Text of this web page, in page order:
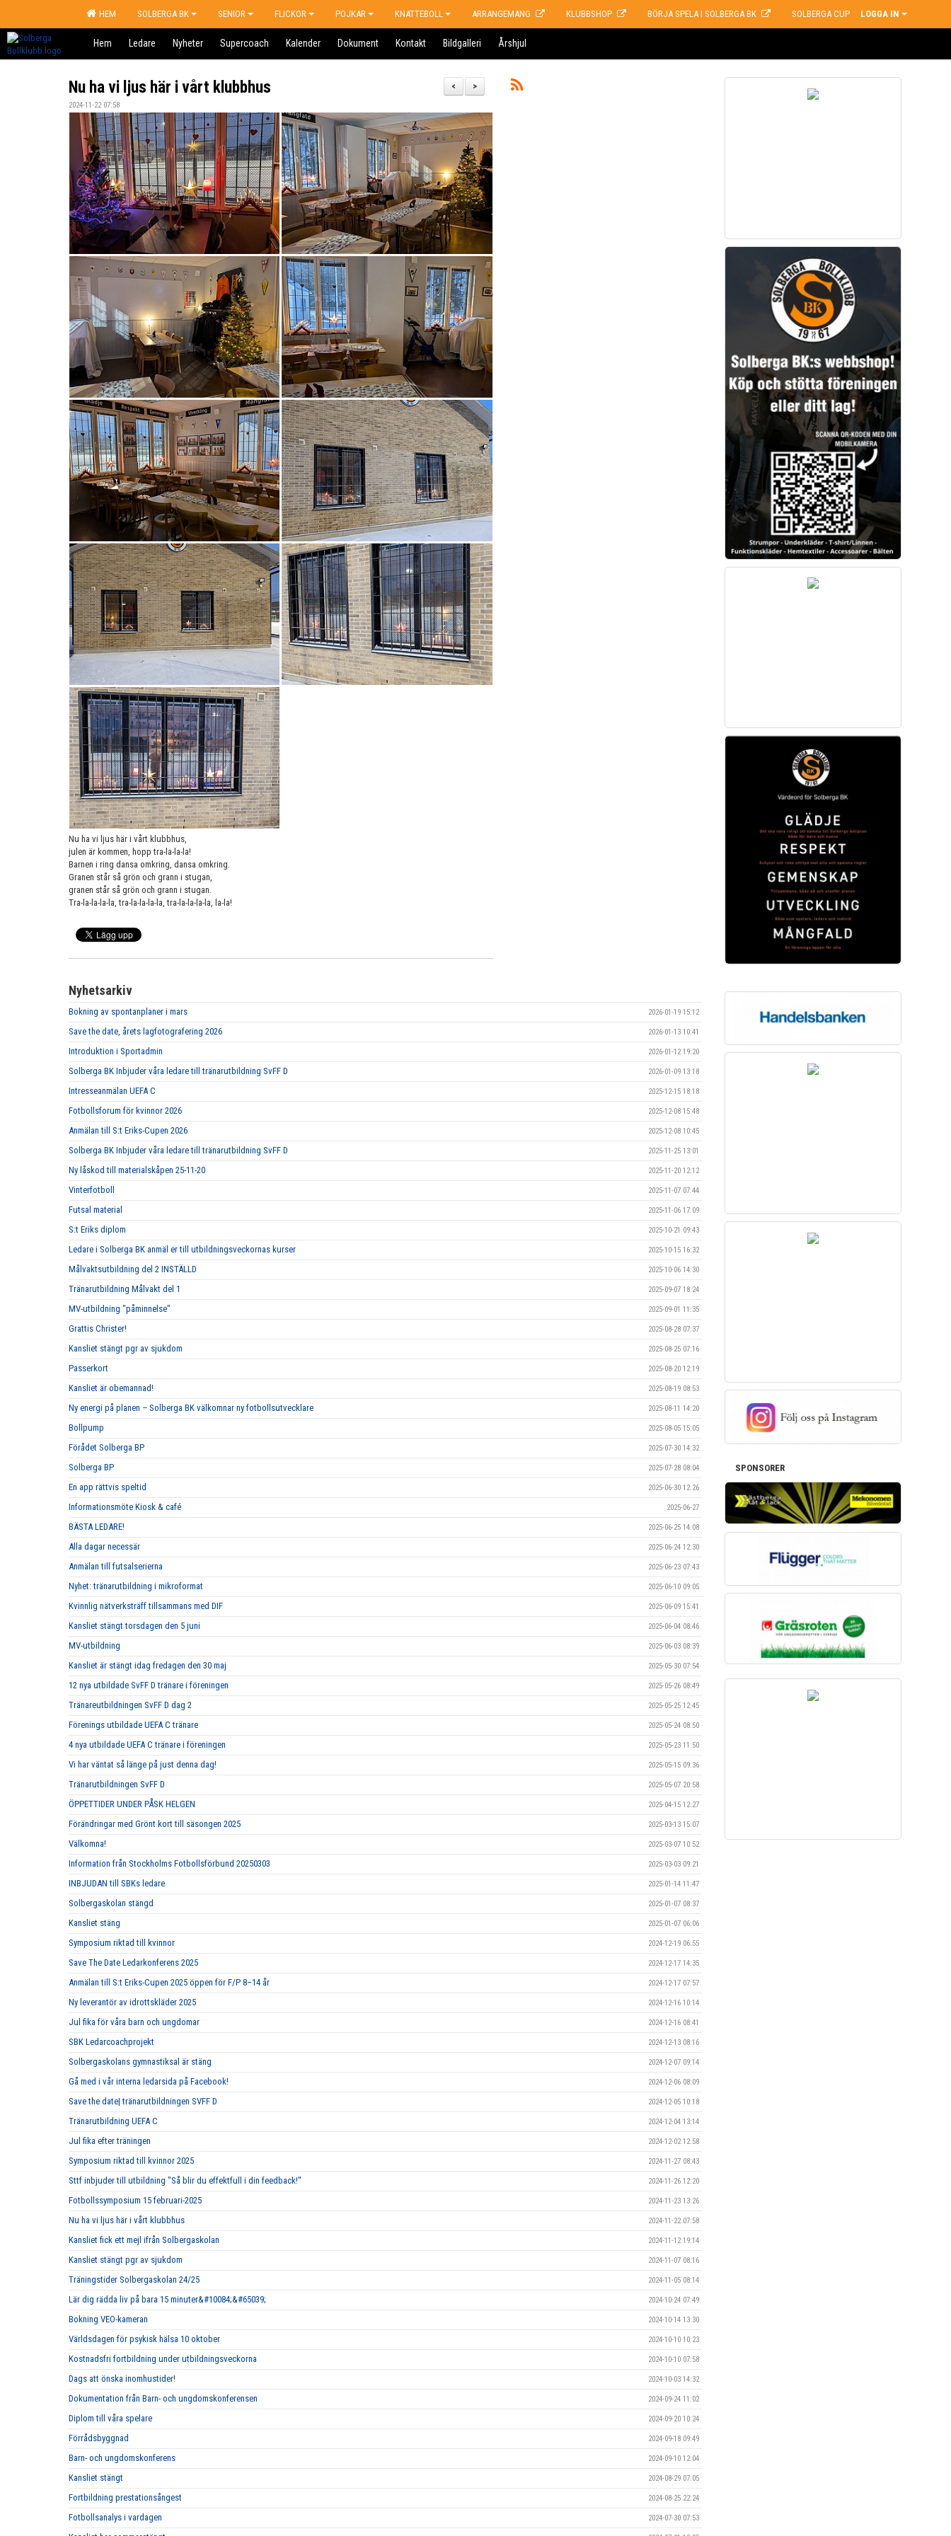
HEM SOLBERGA BK SENIOR FLICKOR POJKAR KNATTEBOLL ARRANGEMANG KLUBBSHOP BÖRJA SPELA I SOLBERGA BK SOLBERGA CUP LOGGA IN
Hem Ledare Nyheter Supercoach Kalender Dokument Kontakt Bildgalleri Årshjul
>
<
Nu ha vi ljus här i vårt klubbhus
2024-11-22 07:58
Nu ha vi ljus här i vårt klubbhus,
julen är kommen, hopp tra-la-la-la!
Barnen i ring dansa omkring, dansa omkring.
Granen står så grön och grann i stugan,
granen står så grön och grann i stugan.
Tra-la-la-la-la, tra-la-la-la-la, tra-la-la-la-la, la-la!
Nyhetsarkiv
Bokning av spontanplaner i mars 2026-01-19 15:12
Save the date, årets lagfotografering 2026 2026-01-13 10:41
Introduktion i Sportadmin 2026-01-12 19:20
Solberga BK Inbjuder våra ledare till tränarutbildning SvFF D 2026-01-09 13:18
Intresseanmälan UEFA C 2025-12-15 18:18
Fotbollsforum för kvinnor 2026 2025-12-08 15:48
Anmälan till S:t Eriks-Cupen 2026 2025-12-08 10:45
Solberga BK Inbjuder våra ledare till tränarutbildning SvFF D 2025-11-25 13:01
Ny låskod till materialskåpen 25-11-20 2025-11-20 12:12
Vinterfotboll 2025-11-07 07:44
Futsal material 2025-11-06 17:09
S:t Eriks diplom 2025-10-21 09:43
Ledare i Solberga BK anmäl er till utbildningsveckornas kurser 2025-10-15 16:32
Målvaktsutbildning del 2 INSTÄLLD 2025-10-06 14:30
Tränarutbildning Målvakt del 1 2025-09-07 18:24
MV-utbildning "påminnelse" 2025-09-01 11:35
Grattis Christer! 2025-08-28 07:37
Kansliet stängt pgr av sjukdom 2025-08-25 07:16
Passerkort 2025-08-20 12:19
Kansliet är obemannad! 2025-08-19 08:53
Ny energi på planen – Solberga BK välkomnar ny fotbollsutvecklare 2025-08-11 14:20
Bollpump 2025-08-05 15:05
Förådet Solberga BP 2025-07-30 14:32
Solberga BP 2025-07-28 08:04
En app rättvis speltid 2025-06-30 12:26
Informationsmöte Kiosk & café 2025-06-27
BÄSTA LEDARE! 2025-06-25 14:08
Alla dagar necessär 2025-06-24 12:30
Anmälan till futsalserierna 2025-06-23 07:43
Nyhet: tränarutbildning i mikroformat 2025-06-10 09:05
Kvinnlig nätverksträff tillsammans med DIF 2025-06-09 15:41
Kansliet stängt torsdagen den 5 juni 2025-06-04 08:46
MV-utbildning 2025-06-03 08:39
Kansliet är stängt idag fredagen den 30 maj 2025-05-30 07:54
12 nya utbildade SvFF D tränare i föreningen 2025-05-26 08:49
Tränareutbildningen SvFF D dag 2 2025-05-25 12:45
Förenings utbildade UEFA C tränare 2025-05-24 08:50
4 nya utbildade UEFA C tränare i föreningen 2025-05-23 11:50
Vi har väntat så länge på just denna dag! 2025-05-15 09:36
Tränarutbildningen SvFF D 2025-05-07 20:58
ÖPPETTIDER UNDER PÅSK HELGEN 2025-04-15 12:27
Förändringar med Grönt kort till säsongen 2025 2025-03-13 15:07
Välkomna! 2025-03-07 10:52
Information från Stockholms Fotbollsförbund 20250303 2025-03-03 09:21
INBJUDAN till SBKs ledare 2025-01-14 11:47
Solbergaskolan stängd 2025-01-07 08:37
Kansliet stäng 2025-01-07 06:06
Symposium riktad till kvinnor 2024-12-19 06:55
Save The Date Ledarkonferens 2025 2024-12-17 14:35
Anmälan till S:t Eriks-Cupen 2025 öppen för F/P 8–14 år 2024-12-17 07:57
Ny leverantör av idrottskläder 2025 2024-12-16 10:14
Jul fika för våra barn och ungdomar 2024-12-16 08:41
SBK Ledarcoachprojekt 2024-12-13 08:16
Solbergaskolans gymnastiksal är stäng 2024-12-07 09:14
Gå med i vår interna ledarsida på Facebook! 2024-12-06 08:09
Save the date| tränarutbildningen SVFF D 2024-12-05 10:18
Tränarutbildning UEFA C 2024-12-04 13:14
Jul fika efter träningen 2024-12-02 12:58
Symposium riktad till kvinnor 2025 2024-11-27 08:43
Sttf inbjuder till utbildning "Så blir du effektfull i din feedback!" 2024-11-26 12:20
Fotbollssymposium 15 februari-2025 2024-11-23 13:26
Nu ha vi ljus här i vårt klubbhus 2024-11-22 07:58
Kansliet fick ett mejl ifrån Solbergaskolan 2024-11-12 19:14
Kansliet stängt pgr av sjukdom 2024-11-07 08:16
Träningstider Solbergaskolan 24/25 2024-11-05 08:14
Lär dig rädda liv på bara 15 minuter&#10084;&#65039; 2024-10-24 07:49
Bokning VEO-kameran 2024-10-14 13:30
Världsdagen för psykisk hälsa 10 oktober 2024-10-10 10:23
Kostnadsfri fortbildning under utbildningsveckorna 2024-10-10 07:58
Dags att önska inomhustider! 2024-10-03 14:32
Dokumentation från Barn- och ungdomskonferensen 2024-09-24 11:02
Diplom till våra spelare 2024-09-20 10:24
Förrådsbyggnad 2024-09-18 09:49
Barn- och ungdomskonferens 2024-09-10 12:04
Kansliet stängt 2024-08-29 07:05
Fortbildning prestationsångest 2024-08-25 22:24
Fotbollsanalys i vardagen 2024-07-30 07:53
SPONSORER